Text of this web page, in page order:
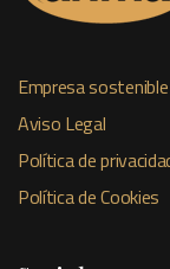
Empresa sostenible
Aviso Legal
Política de
Política de Cookies